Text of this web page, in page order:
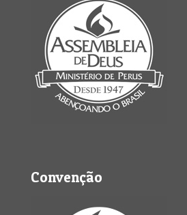
Convenção